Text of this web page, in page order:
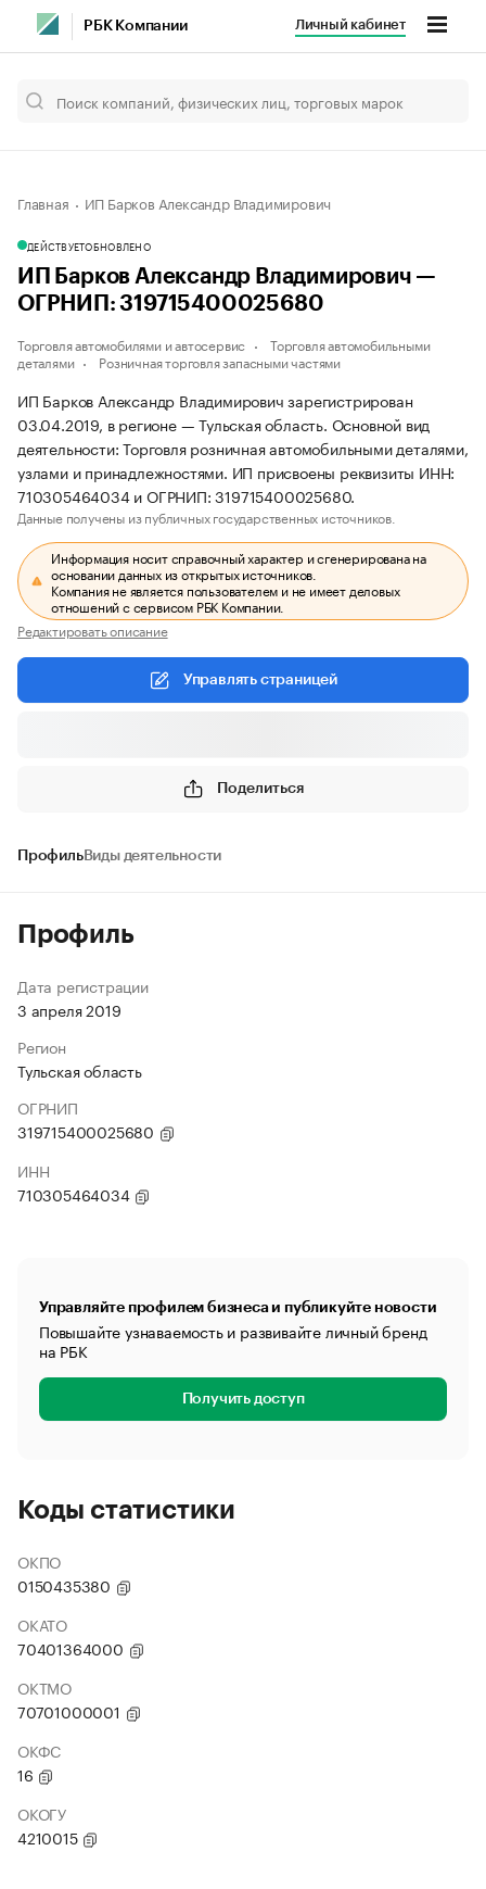
РБК Компании Личный кабинет
Главная ИП Барков Александр Владимирович
ДЕЙСТВУЕТОБНОВЛЕНО
ИП Барков Александр Владимирович —
ОГРНИП: 319715400025680
Торговля автомобилями и автосервис
Торговля автомобильными
деталями
Розничная торговля запасными частями
ИП Барков Александр Владимирович зарегистрирован
03.04.2019, в регионе — Тульская область. Основной вид
деятельности: Торговля розничная автомобильными деталями,
узлами и принадлежностями. ИП присвоены реквизиты ИНН:
710305464034 и ОГРНИП: 319715400025680.
Данные получены из публичных государственных источников.
Информация носит справочный характер и сгенерирована на
основании данных из открытых источников.
Компания не является пользователем и не имеет деловых
отношений с сервисом РБК Компании.
Редактировать описание
Управлять страницей
Поделиться
ПрофильВиды деятельности
Профиль
Дата регистрации
3 апреля 2019
Регион
Тульская область
ОГРНИП
319715400025680
ИНН
710305464034
Управляйте профилем бизнеса и публикуйте новости
Повышайте узнаваемость и развивайте личный бренд
на РБК
Получить доступ
Коды статистики
ОКПО
0150435380
ОКАТО
70401364000
ОКТМО
70701000001
ОКФС
16
ОКОГУ
4210015